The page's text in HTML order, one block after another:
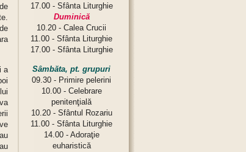
a
17.00 - Sfânta Liturghie
Duminică
10.20 - Calea Crucii
11.00 - Sfânta Liturghie
17.00 - Sfânta Liturghie
Sâmbăta, pt. grupuri
09.30 - Primire pelerini
10.00 - Celebrare
penitenţială
10.20 - Sfântul Rozariu
11.00 - Sfânta Liturghie
14.00 - Adoraţie
euharistică